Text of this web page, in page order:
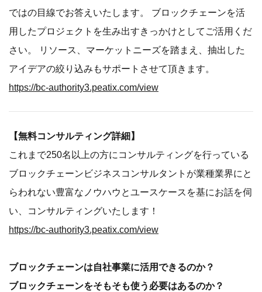
ではの目線でお答えいたします。 ブロックチェーンを活
用したプロジェクトを生み出すきっかけとしてご活用くだ
さい。 リソース、マーケットニーズを踏まえ、抽出した
アイデアの絞り込みもサポートさせて頂きます。
https://bc-authority3.peatix.com/view
【無料コンサルティング詳細】
これまで250名以上の方にコンサルティングを行っている
ブロックチェーンビジネスコンサルタントが業種業界にと
らわれない豊富なノウハウとユースケースを基にお話を伺
い、コンサルティングいたします！
https://bc-authority3.peatix.com/view
ブロックチェーンは自社事業に活用できるのか？
ブロックチェーンをそもそも使う必要はあるのか？